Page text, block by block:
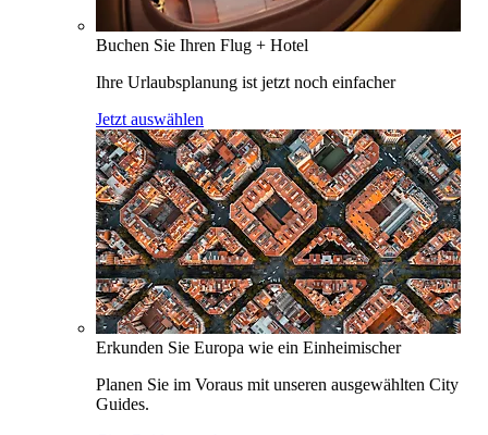
Buchen Sie Ihren Flug + Hotel
Ihre Urlaubsplanung ist jetzt noch einfacher
Jetzt auswählen
Erkunden Sie Europa wie ein Einheimischer
Planen Sie im Voraus mit unseren ausgewählten City
Guides.